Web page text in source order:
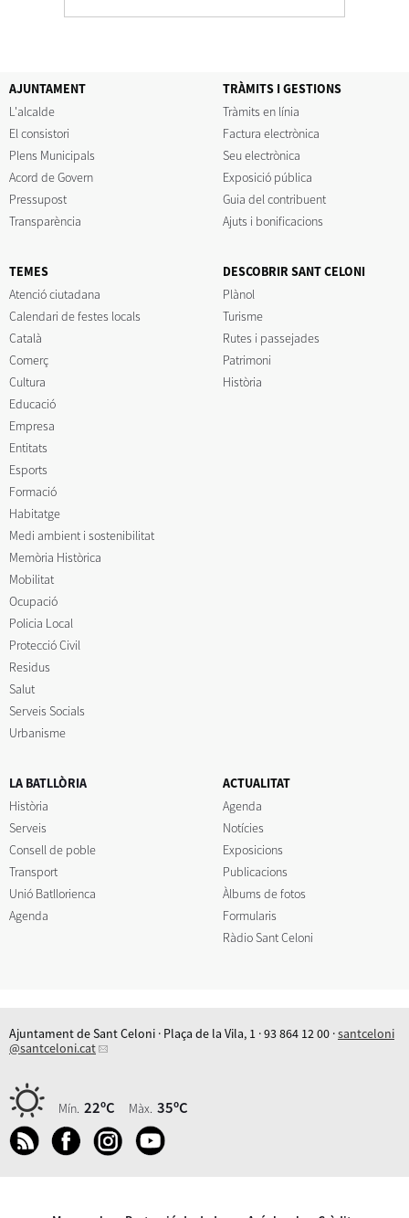
AJUNTAMENT
L'alcalde
El consistori
Plens Municipals
Acord de Govern
Pressupost
Transparència
TRÀMITS I GESTIONS
Tràmits en línia
Factura electrònica
Seu electrònica
Exposició pública
Guia del contribuent
Ajuts i bonificacions
TEMES
Atenció ciutadana
Calendari de festes locals
Català
Comerç
Cultura
Educació
Empresa
Entitats
Esports
Formació
Habitatge
Medi ambient i sostenibilitat
Memòria Històrica
Mobilitat
Ocupació
Policia Local
Protecció Civil
Residus
Salut
Serveis Socials
Urbanisme
DESCOBRIR SANT CELONI
Plànol
Turisme
Rutes i passejades
Patrimoni
Història
LA BATLLÒRIA
Història
Serveis
Consell de poble
Transport
Unió Batllorienca
Agenda
ACTUALITAT
Agenda
Notícies
Exposicions
Publicacions
Àlbums de fotos
Formularis
Ràdio Sant Celoni
Ajuntament de Sant Celoni · Plaça de la Vila, 1 · 93 864 12 00 ·santceloni
@santceloni.cat
Mín. 22ºC Màx. 35ºC